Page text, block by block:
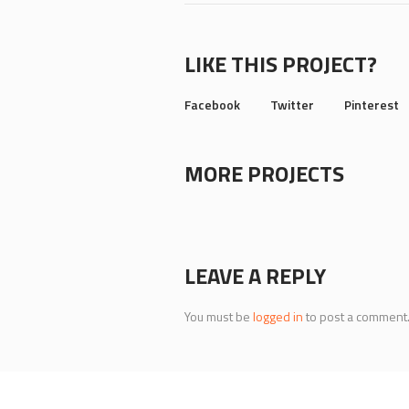
LIKE THIS PROJECT?
Facebook Twitter Pinterest
MORE PROJECTS
LEAVE A REPLY
You must belogged into post a comment.